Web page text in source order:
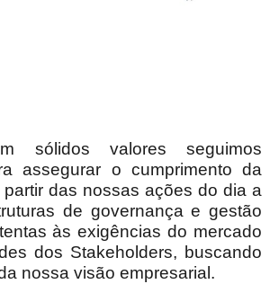
sólidos valores seguimos
assegurar o cumprimento da
das nossas ações do dia a
de governança e gestão
às exigências do mercado
dos Stakeholders, buscando
nossa visão empresarial.